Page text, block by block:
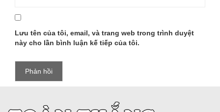
Lưu tên của tôi, email, và trang web trong trình duyệt
này cho lần bình luận kế tiếp của tôi.